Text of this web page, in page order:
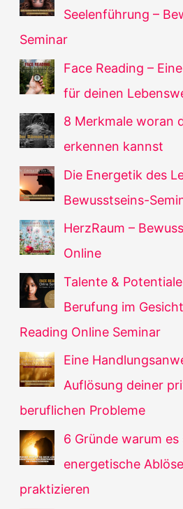
Seelenführung –
Seminar
Face Reading –
für deinen
8 Merkmale woran
erkennen kannst
Die Energetik des
Bewusstseins-
HerzRaum –
Online
Talente &
Berufung im
Reading Online Seminar
Eine
Auflösung deiner
beruflichen Probleme
6 Gründe warum
energetische
praktizieren